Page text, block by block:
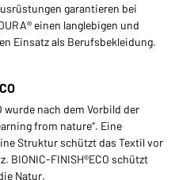
garantieren bei
einen langlebigen und
Einsatz als Berufsbekleidung.
wurde nach dem Vorbild der
from nature“. Eine
Struktur schützt das Textil vor
BIONIC-FINISH®ECO schützt
Natur.